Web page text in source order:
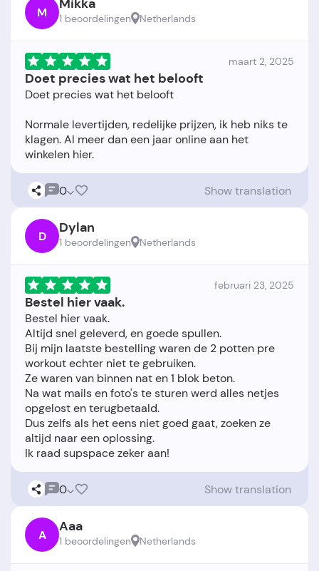
M Mikka
1 beoordelingen Netherlands
maart 2, 2025
Doet precies wat het belooft
Doet precies wat het belooft
Normale levertijden, redelijke prijzen, ik heb niks te
klagen. Al meer dan een jaar online aan het
0 Show translation
D Dylan
1 beoordelingen Netherlands
februari 23, 2025
Bestel hier vaak.
Bestel hier vaak.
Altijd snel geleverd, en goede spullen.
Bij mijn laatste bestelling waren de 2 potten pre
workout echter niet te gebruiken.
Ze waren van binnen nat en 1 blok beton.
Na wat mails en foto's te sturen werd alles netjes
opgelost en terugbetaald.
Dus zelfs als het eens niet goed gaat, zoeken ze
altijd naar een oplossing.
0 Show translation
A Aaa
1 beoordelingen Netherlands